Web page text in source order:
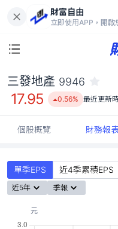
財富自由
立即使用APP，開啟
17.95
三發地產 9946
17.95 0.56% 最近更新
個股概覽 財務報
單季EPS 近4季累積EPS
近5年 季報